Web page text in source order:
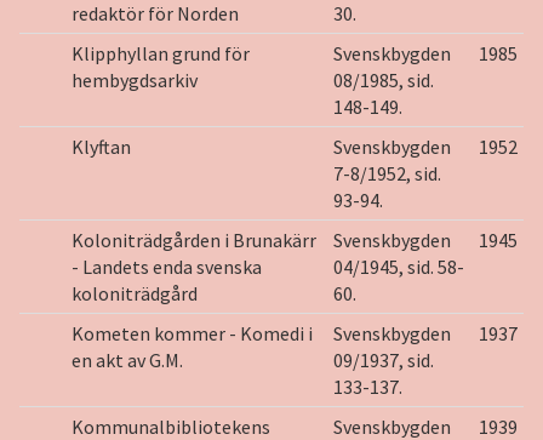
redaktör för Norden
30.
Klipphyllan grund för
hembygdsarkiv
Svenskbygden
08/1985, sid.
148-149.
1985
Klyftan
Svenskbygden
7-8/1952, sid.
93-94.
1952
Koloniträdgården i Brunakärr
- Landets enda svenska
koloniträdgård
Svenskbygden
04/1945, sid. 58-
60.
1945
Kometen kommer - Komedi i
en akt av G.M.
Svenskbygden
09/1937, sid.
133-137.
1937
Kommunalbibliotekens
Svenskbygden
1939